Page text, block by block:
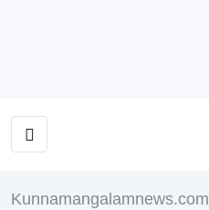
Kunnamangalamnews.com